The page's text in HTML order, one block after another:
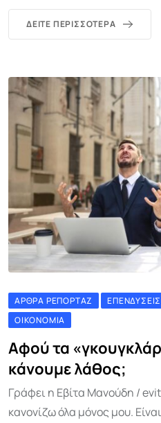
ΔΕΊΤΕ ΠΕΡΙΣΣΌΤΕΡΑ
ΆΡΘΡΑ ΡΕΠΟΡΤΆΖ ΕΠΕΝΔΎΣΕΙΣ
ΟΙΚΟΝΟΜΊΑ
Αφού τα
κάνουμε λάθος;
Γράφει η Εβίτα Μανούδη /
κανονίζω όλα μόνος μου.